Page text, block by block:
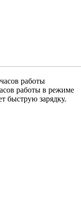
работы
работы в режиме
быструю зарядку.